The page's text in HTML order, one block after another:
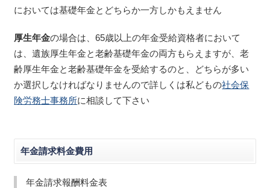
においては基礎年金とどちらか一方しかもえません
厚生年金の場合は、65歳以上の年金受給資格者において
は、遺族厚生年金と老齢基礎年金の両方もらえますが、老
齢厚生年金と老齢基礎年金を受給するのと、どちらが多い
か選択しなければなりませんので詳しくは私どもの社会保
険労務士事務所に相談して下さい
年金請求料金費用
年金請求報酬料金表